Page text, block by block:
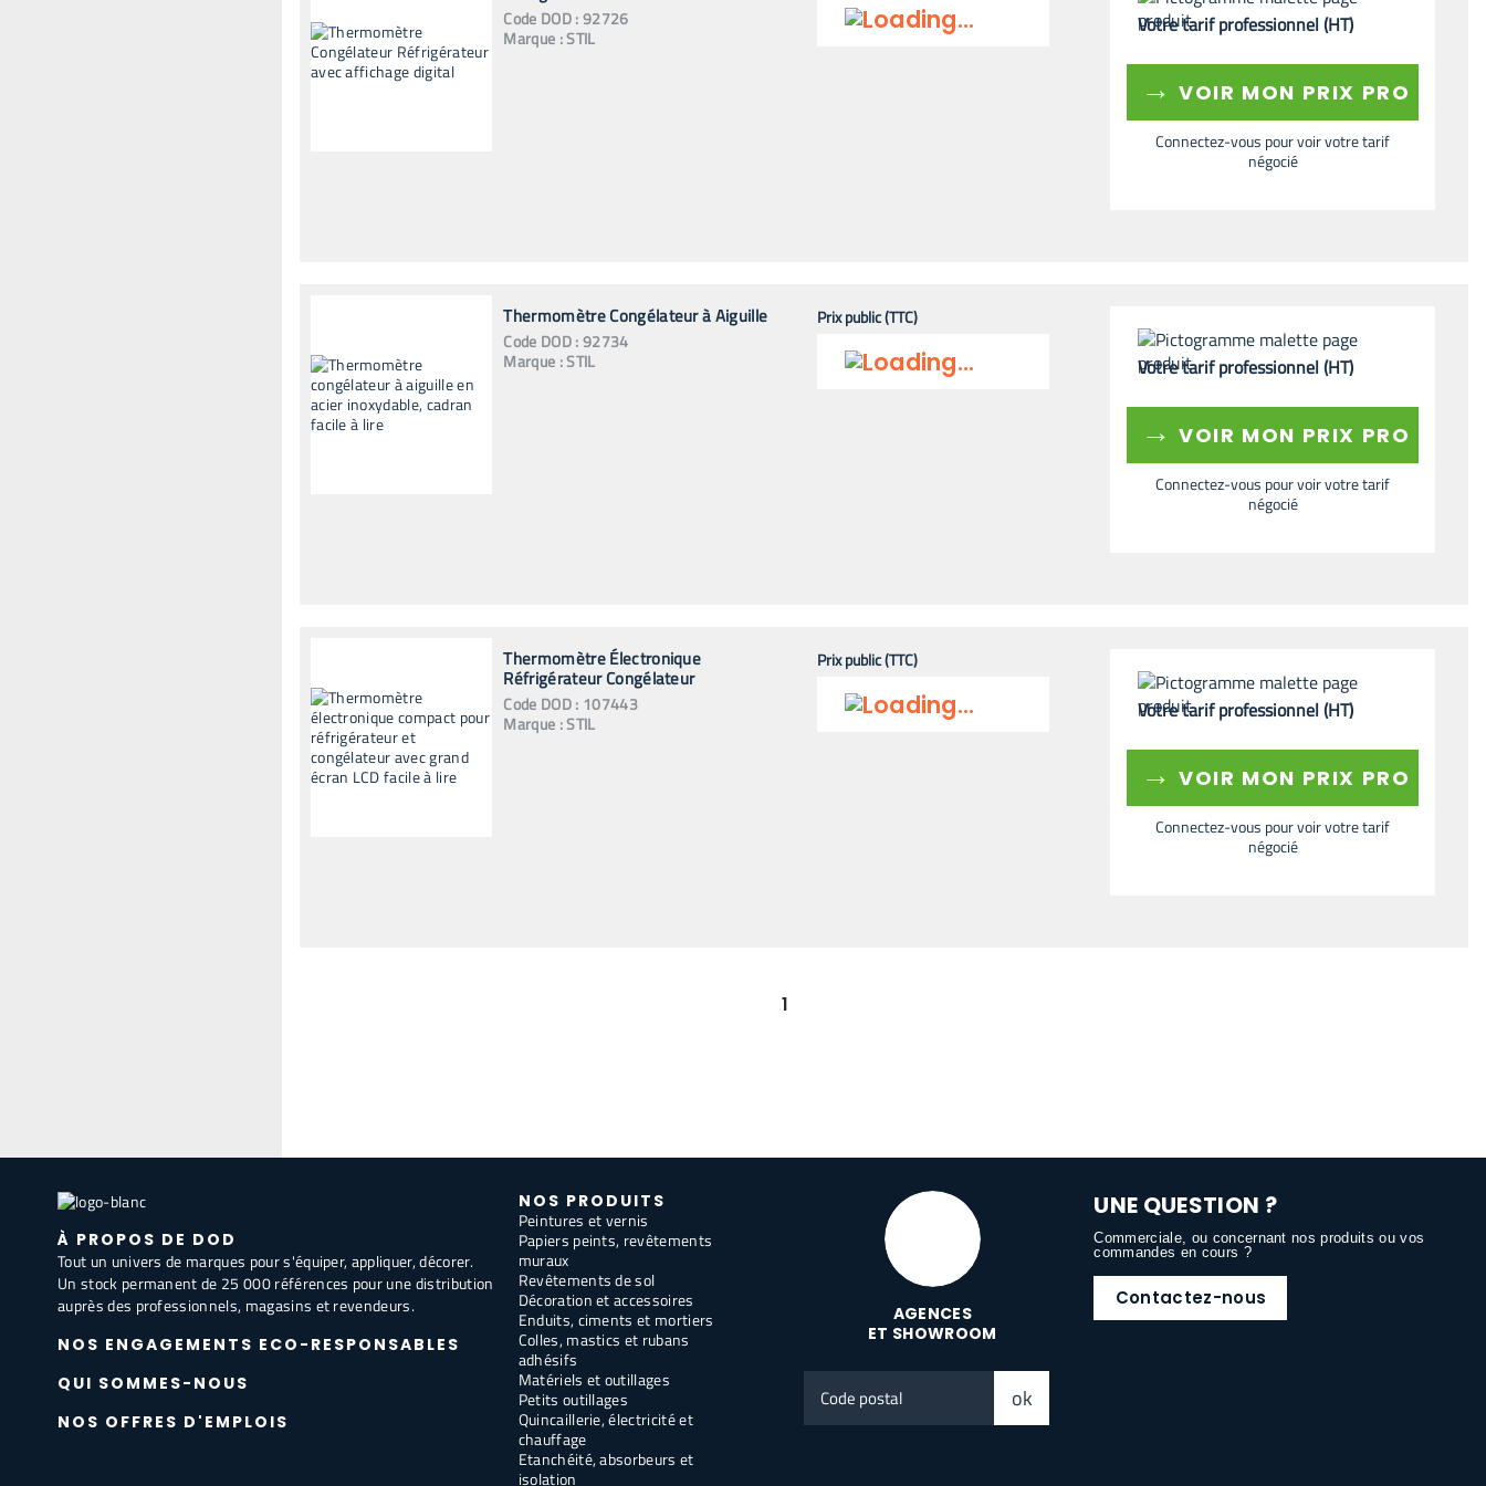
Code DOD:92726
Marque :STIL
Votre tarif professionnel (HT)
→ VOIR MON PRIX PRO
Connectez-vous pour voir votre tarif
négocié
Thermomètre Congélateur à Aiguille
Code DOD:92734
Marque :STIL
Prix public (TTC)
Votre tarif professionnel (HT)
→ VOIR MON PRIX PRO
Connectez-vous pour voir votre tarif
négocié
Thermomètre Électronique
Réfrigérateur Congélateur
Code DOD: 107443
Marque :STIL
Prix public (TTC)
Votre tarif professionnel (HT)
→ VOIR MON PRIX PRO
Connectez-vous pour voir votre tarif
négocié
1
À PROPOS DE DOD
Tout un univers de marques pour s'équiper, appliquer, décorer.
Un stock permanent de 25 000 références pour une distribution
auprès des professionnels, magasins et revendeurs.
NOS ENGAGEMENTS ECO-RESPONSABLES
QUI SOMMES-NOUS
NOS OFFRES D'EMPLOIS
NOS PRODUITS
Peintures et vernis
Papiers peints, revêtements
muraux
Revêtements de sol
Décoration et accessoires
Enduits, ciments et mortiers
Colles, mastics et rubans
adhésifs
Matériels et outillages
Petits outillages
Quincaillerie, électricité et
chauffage
Etanchéité, absorbeurs et
isolation
AGENCES
ET SHOWROOM
postal
ok
UNE QUESTION ?
Commerciale, ou concernant nos produits ou vos
commandes en cours ?
Contactez-nous